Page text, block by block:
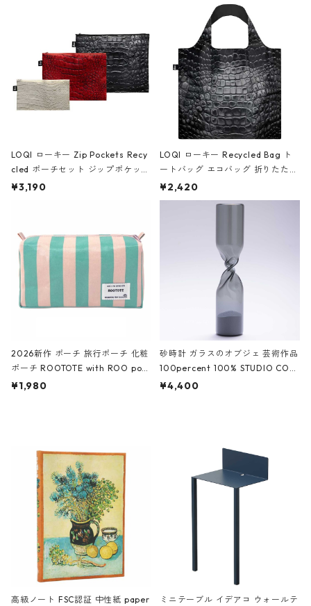
Black ジャン=ミッシェル・バスキ
ア/クラウン ブラック
LOQI ローキー Zip Pockets Recy
cled ポーチセット ジップポケット
ファスナーポーチ 撥水加工 トラベ
ーガンディー、オフホワイト
¥3,190
LOQI ローキー Recycled Bag ト
ートバッグ エコバッグ 折りたたみ
大きめ 撥水加工 収納ポーチ CRO
CODILE/Black クロコダイル/ブラ
¥2,420
2026新作 ポーチ 旅行ポーチ 化粧
ポーチ ROOTOTE with ROO pou
ch 3532 ルートート WR.ポーチ.ラ
¥1,980
砂時計 ガラスのオブジェ 芸術作品
100percent 100% STUDIO COH
AKU Timeless 100パーセント ス
¥4,400
高級ノート FSC認証 中性紙 paper
ミニテーブル イデアコ ウォールテ